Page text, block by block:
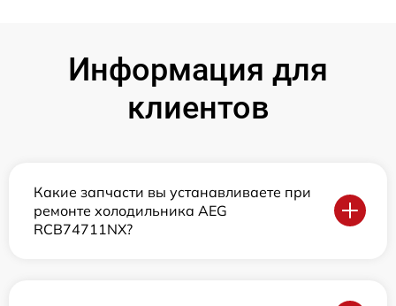
Информация для
клиентов
Какие запчасти вы устанавливаете при
ремонте холодильника AEG
RCB74711NX?